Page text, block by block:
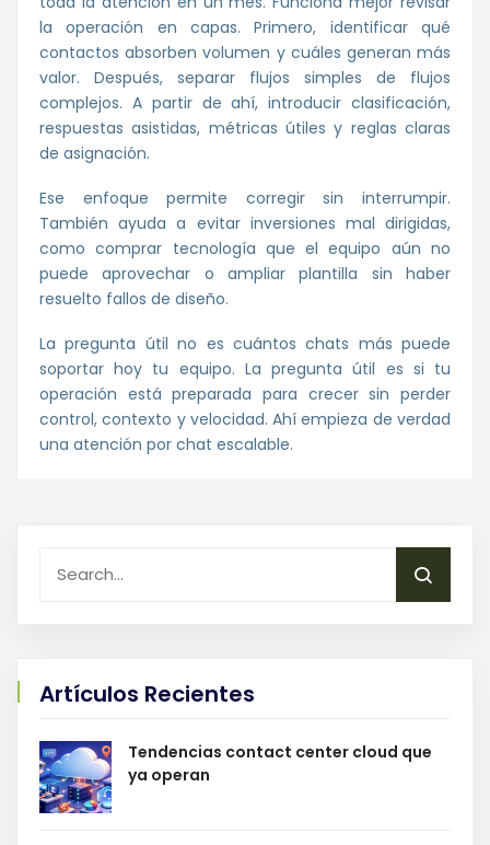
la operación en capas. Primero, identificar qué
contactos absorben volumen y cuáles generan más
valor. Después, separar flujos simples de flujos
complejos. A partir de ahí, introducir clasificación,
respuestas asistidas, métricas útiles y reglas claras
de asignación.
Ese enfoque permite corregir sin interrumpir.
También ayuda a evitar inversiones mal dirigidas,
como comprar tecnología que el equipo aún no
puede aprovechar o ampliar plantilla sin haber
resuelto fallos de diseño.
La pregunta útil no es cuántos chats más puede
soportar hoy tu equipo. La pregunta útil es si tu
operación está preparada para crecer sin perder
control, contexto y velocidad. Ahí empieza de verdad
una atención por chat escalable.
Artículos Recientes
Tendencias contact center cloud que
ya operan